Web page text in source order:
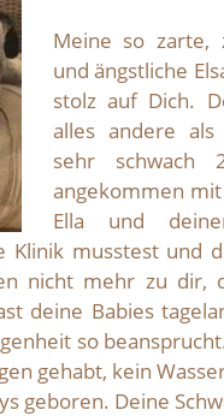
Meine so zarte,
und ängstliche
stolz auf Dich.
alles andere
sehr schwach
angekommen
Ella und
Klinik musstest und
nicht mehr zu dir,
deine Babies
so
gehabt, kein
geboren. Deine